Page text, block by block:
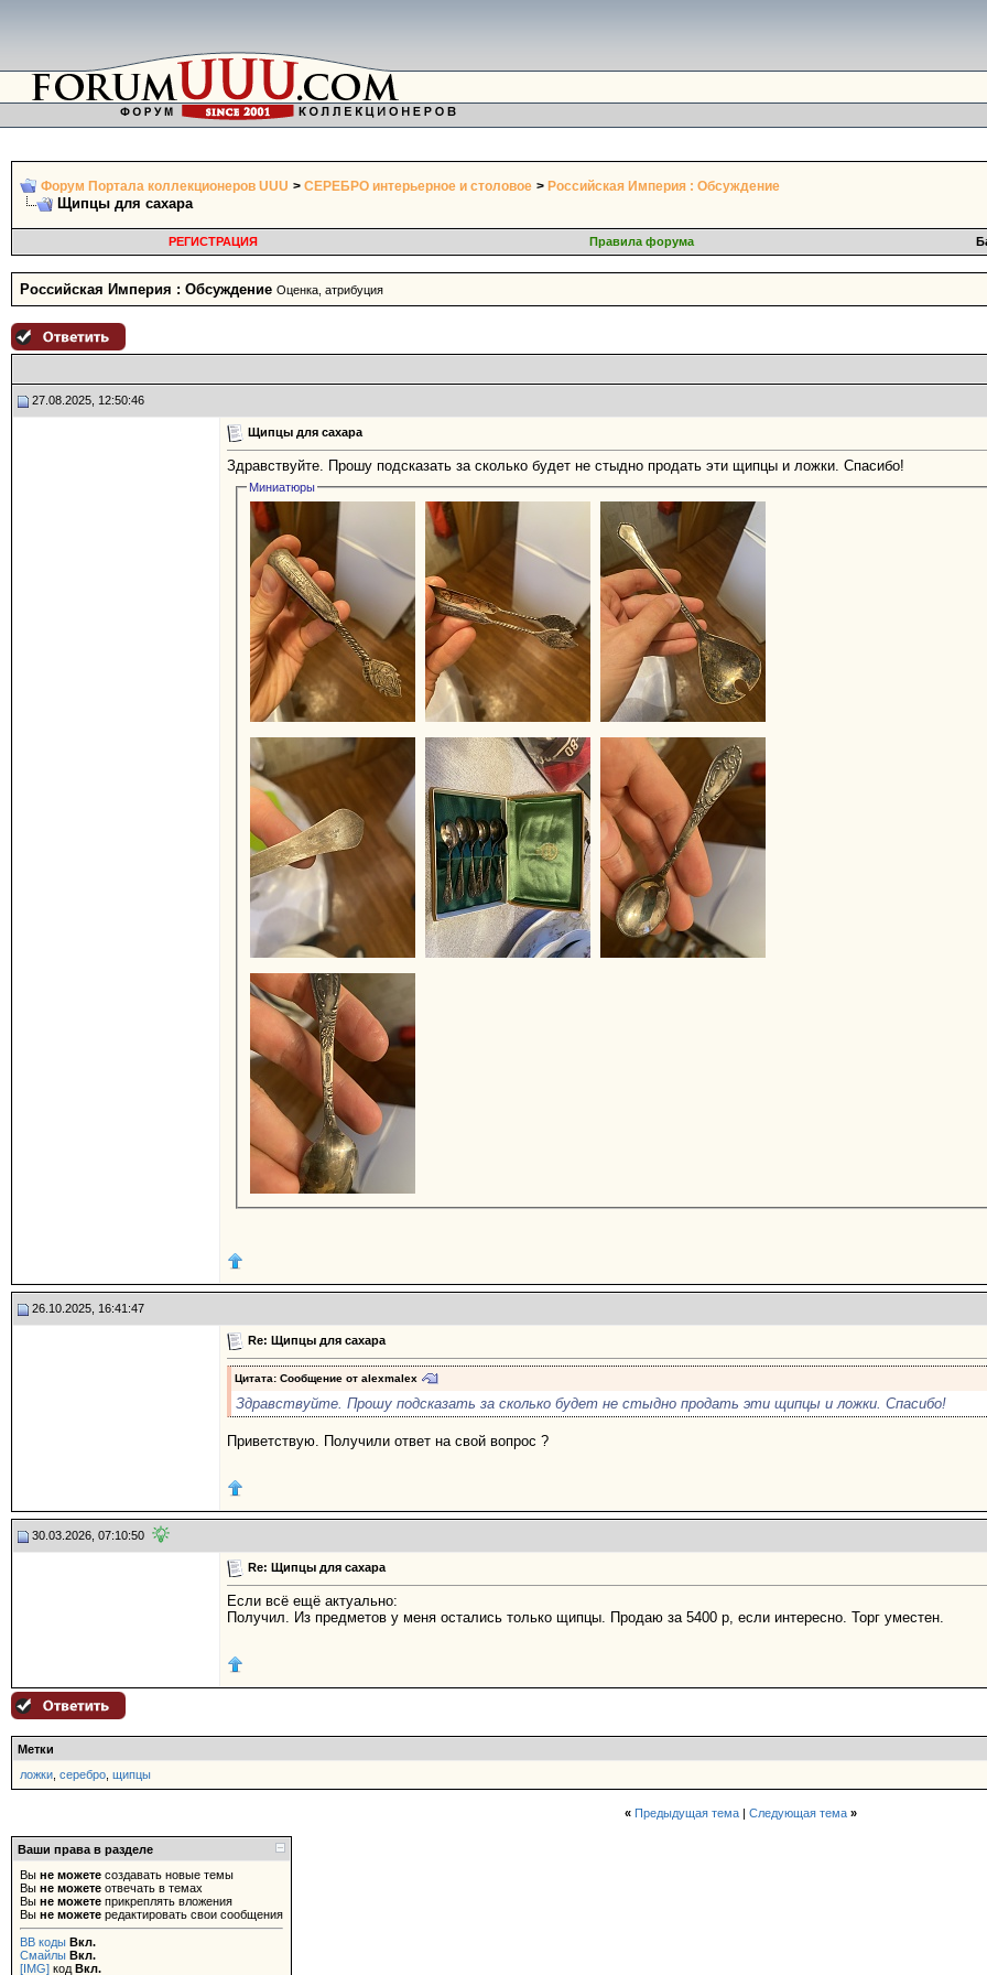
Форум Портала коллекционеров UUU > СЕРЕБРО интерьерное и столовое > Российская Империя : Обсуждение
Щипцы для сахара
РЕГИСТРАЦИЯ Правила форума
Российская Империя : Обсуждение Оценка, атрибуция
27.08.2025, 12:50:46
Щипцы для сахара
Здравствуйте. Прошу подсказать за сколько будет не стыдно продать эти щипцы и ложки. Спасибо!
Миниатюры
26.10.2025, 16:41:47
Re: Щипцы для сахара
Цитата: Сообщение от alexmalex
Здравствуйте. Прошу подсказать за сколько будет не стыдно продать эти щипцы и ложки. Спасибо!
Приветствую. Получили ответ на свой вопрос ?
30.03.2026, 07:10:50
Re: Щипцы для сахара
Если всё ещё актуально:
Получил. Из предметов у меня остались только щипцы. Продаю за 5400 р, если интересно. Торг уместен.
Метки
ложки серебро щипцы
« Предыдущая тема| Следующая тема »
Ваши права в разделе
Вы не можете создавать новые темы
Вы не можете отвечать в темах
Вы не можете прикреплять вложения
Вы не можете редактировать свои сообщения
BB коды Вкл.
Смайлы Вкл.
[IMG] код Вкл.